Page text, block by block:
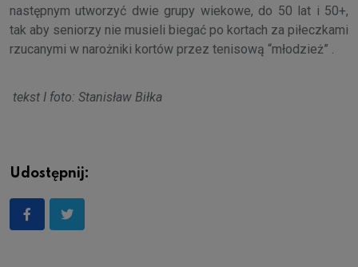
następnym utworzyć dwie grupy wiekowe, do 50 lat i 50+,
tak aby seniorzy nie musieli biegać po kortach za piłeczkami
rzucanymi w narożniki kortów przez tenisową “młodzież” .
tekst I foto: Stanisław Biłka
Udostępnij: